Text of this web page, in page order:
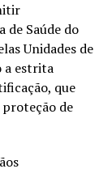
de Saúde do
Unidades de
a estrita
que
de